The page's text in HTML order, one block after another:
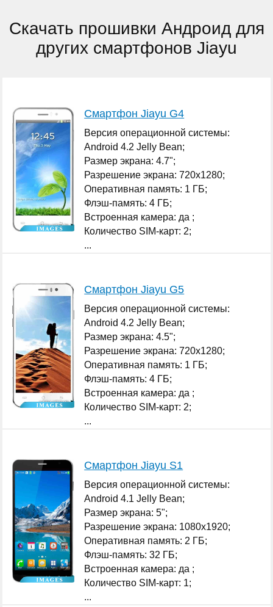
Скачать прошивки Андроид для
других смартфонов Jiayu
Смартфон Jiayu G4
Версия операционной системы:
Android 4.2 Jelly Bean;
Размер экрана: 4.7";
Разрешение экрана: 720x1280;
Оперативная память: 1 ГБ;
Флэш-память: 4 ГБ;
Встроенная камера: да ;
Количество SIM-карт: 2;
...
Смартфон Jiayu G5
Версия операционной системы:
Android 4.2 Jelly Bean;
Размер экрана: 4.5";
Разрешение экрана: 720x1280;
Оперативная память: 1 ГБ;
Флэш-память: 4 ГБ;
Встроенная камера: да ;
Количество SIM-карт: 2;
...
Смартфон Jiayu S1
Версия операционной системы:
Android 4.1 Jelly Bean;
Размер экрана: 5";
Разрешение экрана: 1080x1920;
Оперативная память: 2 ГБ;
Флэш-память: 32 ГБ;
Встроенная камера: да ;
Количество SIM-карт: 1;
...